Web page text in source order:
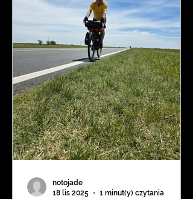
❤️ 🇦🇷 ​Etap z San Luis do La Paz był
prawdziwą prób
notojade
18 lis 2025
1 minut(y) czytania